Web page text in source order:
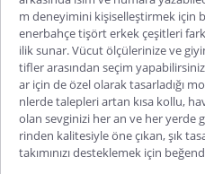
m deneyimini kişiselleştirmek için
enerbahçe tişört erkekçeşitleri
ilik sunar. Vücut ölçülerinize ve
tifler arasından seçim
ar için de özel olarak tasarladığı
nlerde talepleri artan kısa kollu,
olan sevginizi her an ve her yerde
rinden kalitesiyle öne çıkan, şık
takımınızı desteklemek için